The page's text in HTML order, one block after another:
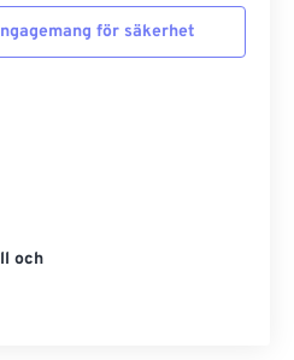
för säkerhet
och